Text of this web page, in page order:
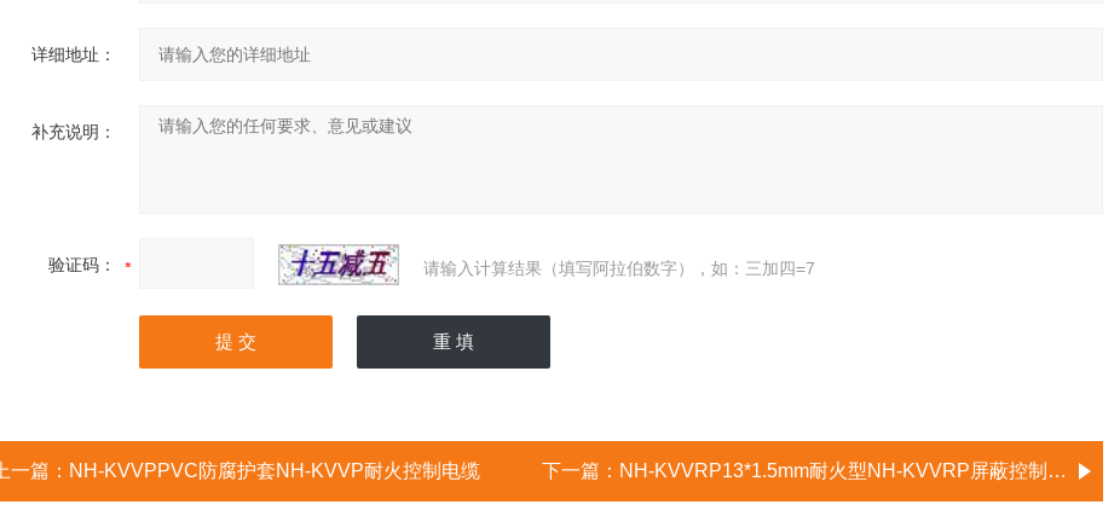
详细地址：
补充说明：
验证码： 请输入计算结果（填写阿拉伯数字），如：三加四=7
上一篇： NH-KVVPPVC防腐护套NH-KVVP耐火控制电缆 下一篇： NH-KVVRP13*1.5mm耐火型NH-KVVRP屏蔽控制电缆